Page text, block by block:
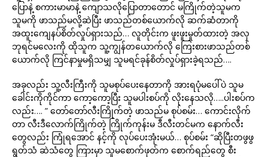
ပြောနဲ့ စကားမာမာနဲ့ ကျောသလိုပြောတာတောင် မကြိုက်တဲ့သူမက
သူမကို ဖာသည်မလို့ဆဲပြီး ဖာသည်တစ်ယောက်လို ဆက်ဆံတာကို
အထူးကျေနပ်စိတ်လှုပ်ရှားသည်… လူတိုင်းက ဖူးဖူးမှုတ်ထားတဲ့ အလှ
ဘုရင်မလေးကို ထိုသူက သူ့ကျွန်တယောက်လို ကြေးစားဖာသည်တစ်
ယောက်လို ကြင်နာမှုမရှိသမျှ သူမရင်ခုန်စိတ်လှုပ်ရှားခဲ့ရသည်….
အခုလည်း သူ့လီးကြီးကို သူမစုပ်ပေးနေတာကို အားရပုံမပေါ်ပဲ သူမ
ခေါင်းကိုကိုင်ကာ ကော့ကော့ပြီး သူမပါးစပ်ကို လိုးနေသလို…..ပါးစပ်က
လည်း…. ” တော်တော်လီးကြိုက်တဲ့ ဖာသည်မ စုပ်စမ်း… ကောင်းလိုက်
တာ လီးဒီလောက်ကြိုက်တဲ့ ကြိုက်ကုန်းမ ဒီလီးတင်မက နောက်လီး
တွေလည်း ကြုံရအောင် နင့်ကို လုပ်ပေးအုံးမယ်… စုပ်စမ်း “ဆိုပြီးတဖွဖွ
ရွတ်သံ ဆဲသံတွေ ကြားမှာ သူမစောက်ဖုတ်က စောက်ရည်တွေ စီး